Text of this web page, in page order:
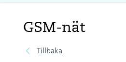
GSM-nät
Tillbaka